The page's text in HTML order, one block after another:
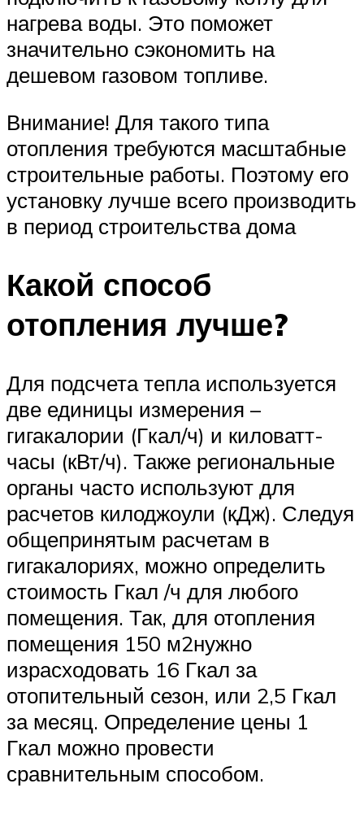
нагрева воды. Это поможет
значительно сэкономить на
дешевом газовом топливе.
Внимание! Для такого типа
отопления требуются масштабные
строительные работы. Поэтому его
установку лучше всего производить
в период строительства дома
Какой способ
отопления лучше?
Для подсчета тепла используется
две единицы измерения –
гигакалории (Гкал/ч) и киловатт-
часы (кВт/ч). Также региональные
органы часто используют для
расчетов килоджоули (кДж). Следуя
общепринятым расчетам в
гигакалориях, можно определить
стоимость Гкал /ч для любого
помещения. Так, для отопления
помещения 150 м2нужно
израсходовать 16 Гкал за
отопительный сезон, или 2,5 Гкал
за месяц. Определение цены 1
Гкал можно провести
сравнительным способом.